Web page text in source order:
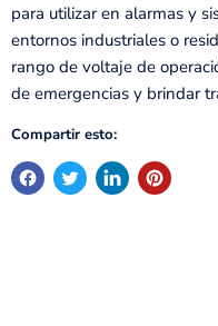
para utilizar en alarmas y
entornos industriales o
rango de voltaje de
de emergencias y brindar
Compartir esto: